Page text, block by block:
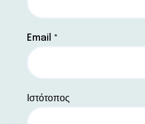
Email *
Ιστότοπος